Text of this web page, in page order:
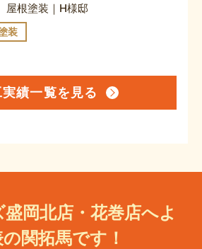
屋根塗装｜H様邸
装
績一覧を見る
岡北店・花巻店へよ
関拓馬です！